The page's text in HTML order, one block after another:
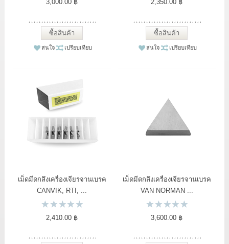
3,000.00 ฿
ซื้อสินค้า
สนใจ เปรียบเทียบ
2,350.00 ฿
ซื้อสินค้า
สนใจ เปรียบเทียบ
เม็ดมีดกลึงเครื่องเจียรจานเบรค
CANVIK, RTI, ...
2,410.00 ฿
เม็ดมีดกลึงเครื่องเจียรจานเบรค
VAN NORMAN ...
3,600.00 ฿